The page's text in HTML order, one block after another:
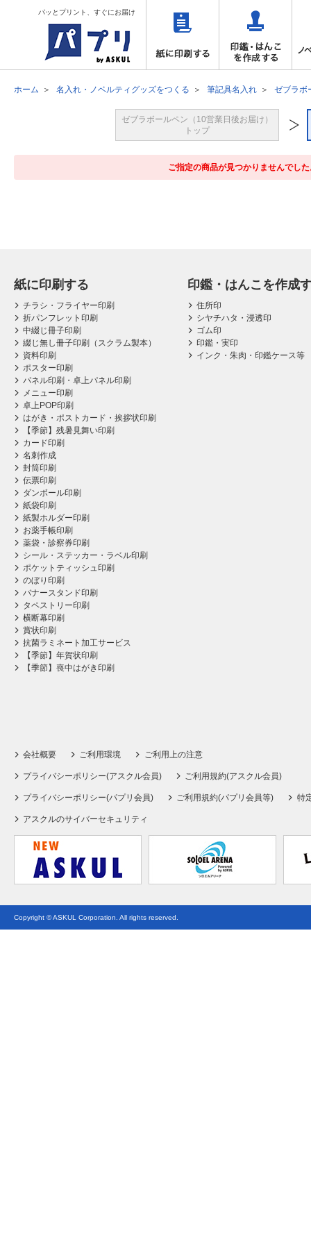
パッとプリント、すぐにお届け
ホーム 名入れ・ノベルティグッズをつくる 筆記具名入れ ゼブラボ
ゼブラボールペン（10営業日後お届け）
トップ
ご指定の商品が見つかりませんでし
紙に印刷する
チラシ・フライヤー印刷
折パンフレット印刷
中綴じ冊子印刷
綴じ無し冊子印刷（スクラム製本）
資料印刷
ポスター印刷
パネル印刷・卓上パネル印刷
メニュー印刷
卓上POP印刷
はがき・ポストカード・挨拶状印刷
【季節】残暑見舞い印刷
カード印刷
名刺作成
封筒印刷
伝票印刷
ダンボール印刷
紙袋印刷
紙製ホルダー印刷
お薬手帳印刷
薬袋・診察券印刷
シール・ステッカー・ラベル印刷
ポケットティッシュ印刷
のぼり印刷
バナースタンド印刷
タペストリー印刷
横断幕印刷
賞状印刷
抗菌ラミネート加工サービス
【季節】年賀状印刷
【季節】喪中はがき印刷
印鑑・はんこを作成
住所印
シヤチハタ・浸透印
ゴム印
印鑑・実印
インク・朱肉・印鑑ケース等
会社概要 ご利用環境 ご利用上の注意
プライバシーポリシー(アスクル会員) ご利用規約(アスクル会員)
プライバシーポリシー(パプリ会員) ご利用規約(パプリ会員等) 特
アスクルのサイバーセキュリティ
Copyright © ASKUL Corporation. All rights reserved.